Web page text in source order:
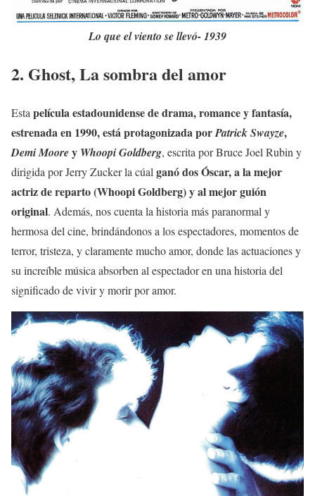
Lo que el viento se llevó- 1939
2. Ghost, La sombra del amor
Estapelícula estadounidense de drama, romance y fantasía,
estrenada en 1990, está protagonizada porPatrick Swayze,
Demi Moorey Whoopi Goldberg, escrita por Bruce Joel Rubin y
dirigida por Jerry Zucker la cúalganó dos Óscar, a la mejor
actriz de reparto (Whoopi Goldberg) y al mejor guión
original. Además, nos cuenta la historia más paranormal y
hermosa del cine, brindándonos a los espectadores, momentos de
terror, tristeza, y claramente mucho amor, donde las actuaciones y
su increíble música absorben al espectador en una historia del
significado de vivir y morir por amor.